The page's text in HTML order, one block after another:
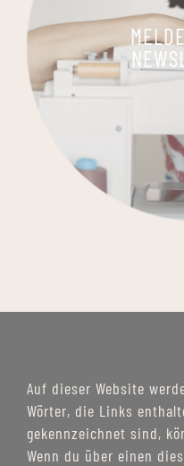
Auf dieser Website
Wörter, die Links
gekennzeichnet sind,
Wenn du über einen